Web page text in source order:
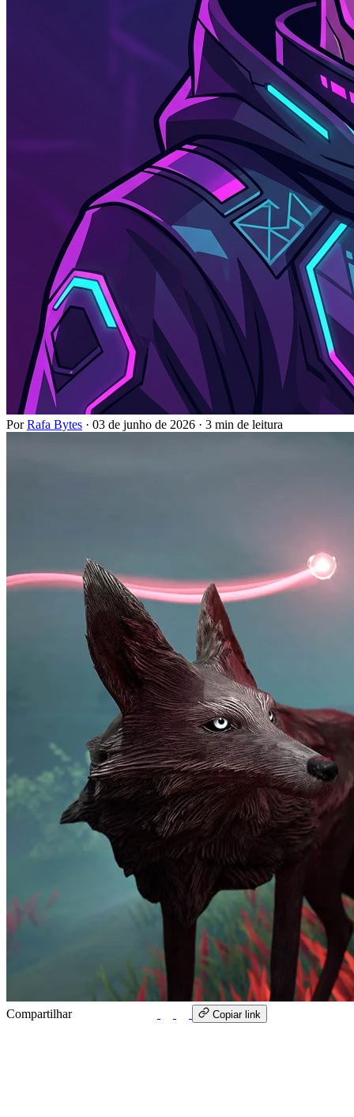
PorRafa Bytes · 03 de junho de 2026 · 3 min de leitura
Compartilhar Copiar link